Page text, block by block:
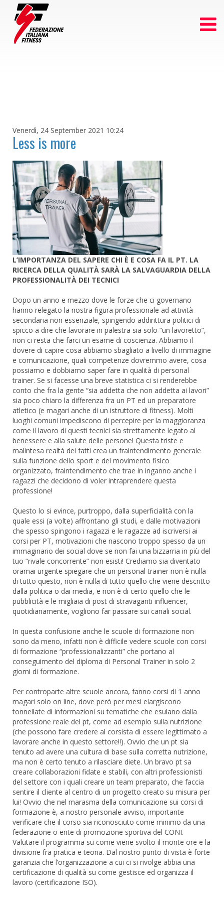
Venerdì, 24 September 2021 10:24
Less is more
L’IMPORTANZA DEL SAPERE CHI È E COSA FA IL PT. LA
RICERCA DELLA QUALITÀ SARÀ LA SALVAGUARDIA DELLA
PROFESSIONALITÀ DEI TECNICI
Dopo un anno e mezzo dove le forze che ci governano
hanno relegato la nostra figura professionale ad attività
secondaria non essenziale, spingendo addirittura politici di
spicco a dire che lavorare in palestra sia solo “un lavoretto”,
non ci resta che farci un esame di coscienza. Abbiamo il
dovere di capire cosa abbiamo sbagliato a livello di immagine
e comunicazione, quali competenze dovremmo avere, cosa
possiamo e dobbiamo saper fare in qualità di personal
trainer. Se si facesse una breve statistica ci si renderebbe
conto che fra la gente “sia addetta che non addetta ai lavori”
sia poco chiaro la differenza fra un PT ed un preparatore
atletico (e magari anche di un istruttore di fitness). Molti
luoghi comuni impediscono di percepire per la maggioranza
come il lavoro di questi tecnici sia strettamente legato al
benessere e alla salute delle persone! Questa triste e
malintesa realtà dei fatti crea un fraintendimento generale
sulla funzione dello sport e del movimento fisico
organizzato, fraintendimento che trae in inganno anche i
ragazzi che decidono di voler intraprendere questa
professione!
Questo lo si evince, purtroppo, dalla superficialità con la
quale essi (a volte) affrontano gli studi, e dalle motivazioni
che spesso spingono i ragazzi e le ragazze ad iscriversi ai
corsi per PT, motivazioni che nascono troppo spesso da un
immaginario dei social dove se non fai una bizzarria in più del
tuo “rivale concorrente” non esisti! Crediamo sia diventato
oramai urgente spiegare che un personal trainer non è nulla
di tutto questo, non è nulla di tutto quello che viene descritto
dalla politica o dai media, e non è di certo quello che le
pubblicità e le migliaia di post di stravaganti influencer,
quotidianamente, vogliono far passare sui canali social.
In questa confusione anche le scuole di formazione non
sono da meno, infatti non è difficile vedere scuole con corsi
di formazione “professionalizzanti” che portano al
conseguimento del diploma di Personal Trainer in solo 2
giorni di formazione.
Per controparte altre scuole ancora, fanno corsi di 1 anno
magari solo on line, dove però per mesi elargiscono
tonnellate di informazioni su tematiche che esulano dalla
professione reale del pt, come ad esempio sulla nutrizione
(che possono fare credere al corsista di essere legittimato a
lavorare anche in questo settore!!). Ovvio che un pt sia
tenuto ad avere una cultura di base sulla corretta nutrizione,
ma non è certo tenuto a rilasciare diete. Un bravo pt sa
creare collaborazioni fidate e stabili, con altri professionisti
del settore con i quali creare un team preparato, che faccia
sentire il cliente al centro di un progetto creato su misura per
lui! Ovvio che nel marasma della comunicazione sui corsi di
formazione è, a nostro personale avviso, importante
verificare che il corso sia riconosciuto come minimo da una
federazione o ente di promozione sportiva del CONI.
Valutare il programma su come viene svolto il monte ore e la
divisione fra pratica e teoria. Dal nostro punto di vista è forte
garanzia che l’organizzazione a cui ci si rivolge abbia una
certificazione di qualità su come gestisce ed organizza il
lavoro (certificazione ISO).